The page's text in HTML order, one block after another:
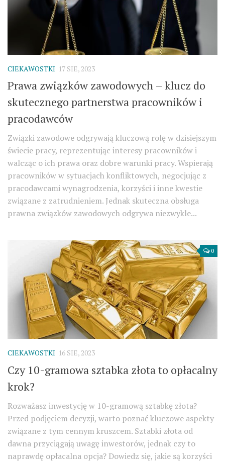
CIEKAWOSTKI 17 SIE, 2023
Prawa związków zawodowych – klucz do
skutecznego partnerstwa pracowników i
pracodawców
Związki zawodowe odgrywają kluczową rolę w dzisiejszym
świecie pracy, reprezentując interesy pracowników i
walcząc o ich prawa oraz dobre warunki pracy. Wspierają
pracowników w sytuacjach konfliktowych, negocjując z
pracodawcami wynagrodzenia, korzyści i inne kwestie
związane z zatrudnieniem. Jednak skuteczna obsługa
prawna związków zawodowych odgrywa niezwykle...
0
CIEKAWOSTKI 16 SIE, 2023
Czy 10-gramowa sztabka złota to opłacalny
krok?
Rozważasz inwestycję w 10-gramową sztabkę złota?
Przed podjęciem decyzji, warto poznać kluczowe aspekty
związane z tym cennym kruszcem. Sztabki złota od
dawna przyciągają uwagę inwestorów, jednak czy to
naprawdę opłacalna opcja? Dowiedz się, jakie są korzyści